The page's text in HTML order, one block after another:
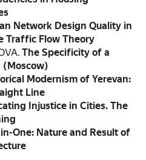
Network Design Quality in
Traffic Flow Theory
The Specificity of a
(Moscow)
Modernism of Yerevan:
Line
Injustice in Cities. The
One: Nature and Result of